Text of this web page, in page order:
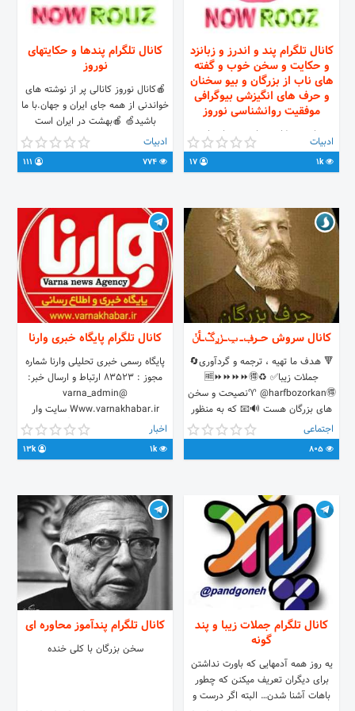
کانال تلگرام پند و اندرز و زبانزد
و حکایت و سخن خوب و گفته
های ناب از بزرگان و بیو سخنان
و حرف های انگیزشی بیوگرافی
موفقیت روانشناسی نوروز
پندو اندرز حکایت زبانزد سخنان ناب در
کانال نوروز با اشتراکگذاری پستهای ما
در کانالها و گروه های دیگه به ما
@zorvany
ادبیات
1k
کانال تلگرام پندها و حکایتهای
نوروز
🍎کانال نوروز کانالی پر از نوشته های
خواندنی از همه جای ایران و جهان.با ما
باشید🍏 🍎بهشت در ایران است
بهشتش کنیم @soheylnazariادبیات
کانال سروش حــرڣــ ݕـــݫږڴــأݩ
‌‌🔻 هدف ما تهیه ، ترجمه و گردآوری🔄
جملات زیبا✅ ♻🆓⏩⏩⏩⏩🉐
@harfbozorkan🉐 ♈نصیحت و سخن
های بزرگان هست 🔊📧‌ که به منظور
روشد و هدف جامعه هست.♻ با ما
همراه باشید. 📶 ⚡@harfbozorkan⚡
اجتماعی
کانال تلگرام پایگاه خبری وارنا
پایگاه رسمی خبری تحلیلی وارنا شماره
مجوز : ۸۳۵۲۳ ارتباط و ارسال خبر:
@varna_admin
Www.varnakhabar.ir سایت وار
🔴لینک کانال 👇
AAAAAEJfEG4We3zuiudpDA
@varna_tabligh
اخبار
1k
13k
کانال تلگرام جملات زیبا و پند
گونه
يه روز همه آدمهايى كه باورت نداشتن
براى ديگران تعريف ميكنن كه چطور
باهات آشنا شدن… البته اگر درست و
کانال تلگرام پندآموز محاوره ای
سخن بزرگان با کلی خنده